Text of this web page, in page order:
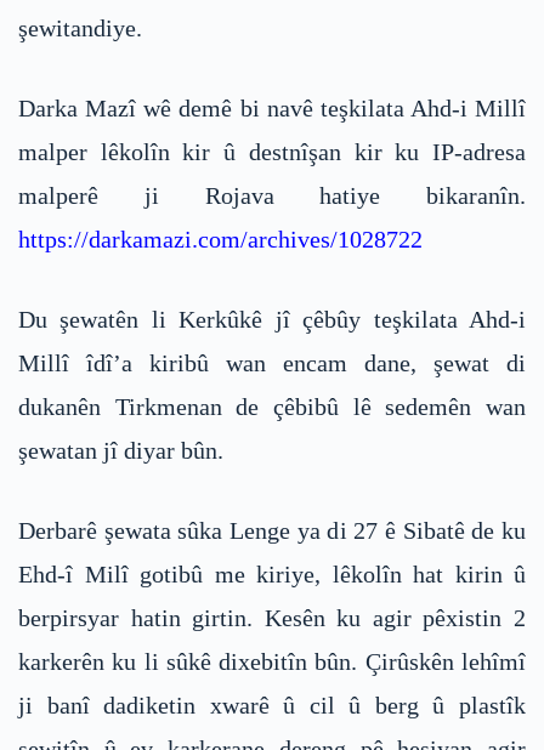
şewitandiye.
Darka Mazî wê demê bi navê teşkilata Ahd-i Millî
malper lêkolîn kir û destnîşan kir ku IP-adresa
malperê ji Rojava hatiye bikaranîn.
https://darkamazi.com/archives/1028722
Du şewatên li Kerkûkê jî çêbûy teşkilata Ahd-i
Millî îdî’a kiribû wan encam dane, şewat di
dukanên Tirkmenan de çêbibû lê sedemên wan
şewatan jî diyar bûn.
Derbarê şewata sûka Lenge ya di 27 ê Sibatê de ku
Ehd-î Milî gotibû me kiriye, lêkolîn hat kirin û
berpirsyar hatin girtin. Kesên ku agir pêxistin 2
karkerên ku li sûkê dixebitîn bûn. Çirûskên lehîmî
ji banî dadiketin xwarê û cil û berg û plastîk